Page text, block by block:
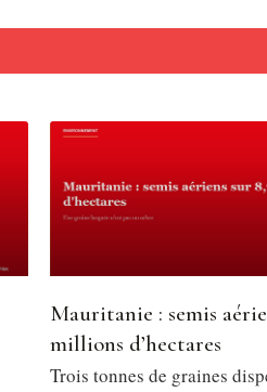
Mauritanie : semis
millions d’hectares
Trois tonnes de graines